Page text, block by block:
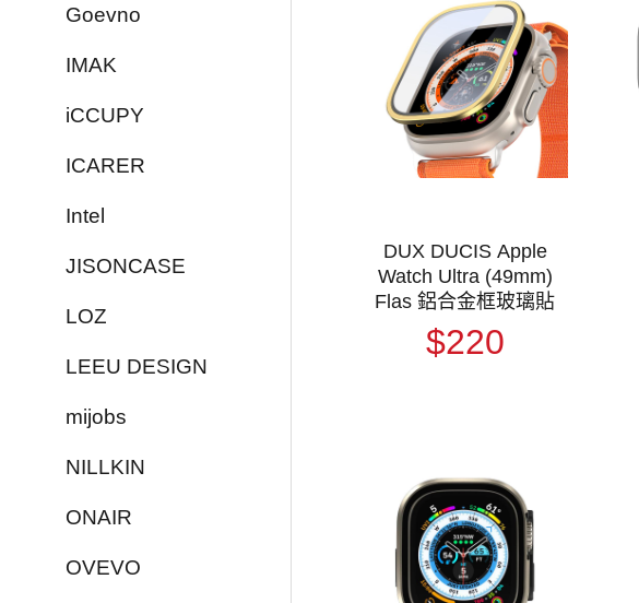
Goevno
IMAK
iCCUPY
ICARER
Intel
JISONCASE
LOZ
LEEU DESIGN
mijobs
NILLKIN
ONAIR
OVEVO
DUX DUCIS Apple
Watch Ultra (49mm)
Flas 鋁合金框玻璃貼
$220